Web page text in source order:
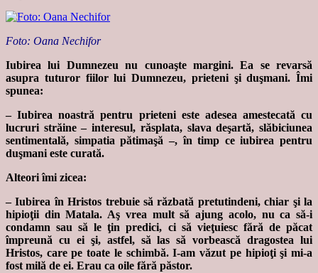
Foto: Oana Nechifor
Iubirea lui Dumnezeu nu cunoaşte margini. Ea se revarsă
asupra tuturor fiilor lui Dumnezeu, prieteni şi duşmani. Îmi
spunea:
‒ Iubirea noastră pentru prieteni este adesea amestecată cu
lucruri străine – interesul, răsplata, slava deşartă, slăbiciunea
sentimentală, simpatia pătimaşă ‒, în timp ce iubirea pentru
duşmani este curată.
Alteori îmi zicea:
‒ Iubirea în Hristos trebuie să răzbată pretutindeni, chiar şi la
hipioţii din Matala. Aş vrea mult să ajung acolo, nu ca să-i
condamn sau să le ţin predici, ci să vieţuiesc fără de păcat
împreună cu ei şi, astfel, să las să vorbească dragostea lui
Hristos, care pe toate le schimbă. I-am văzut pe hipioţi şi mi-a
fost milă de ei. Erau ca oile fără păstor.